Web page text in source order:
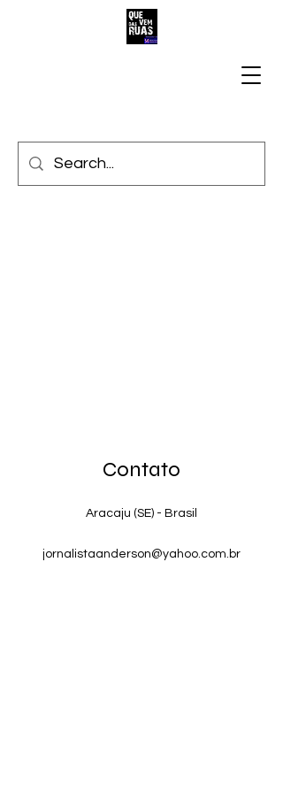
Contato
Aracaju (SE) - Brasil
jornalistaanderson@yahoo.com.br